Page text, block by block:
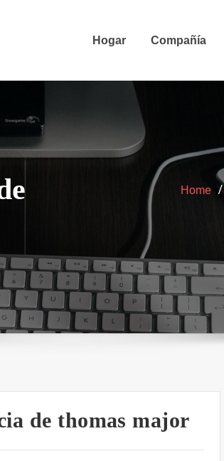
Hogar Compañía
Home
de thomas major